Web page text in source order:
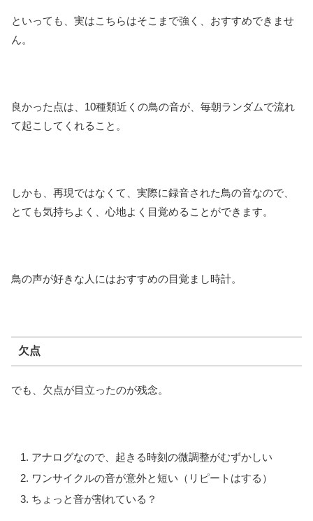
といっても、実はこちらはそこまで強く、おすすめできませ
ん。
良かった点は、10種類近くの鳥の音が、毎朝ランダムで流れ
て起こしてくれること。
しかも、再現ではなくて、実際に録音された鳥の音なので、
とても気持ちよく、心地よく目覚めることができます。
鳥の声が好きな人にはおすすめの目覚まし時計。
欠点
でも、欠点が目立ったのが残念。
アナログなので、起きる時刻の微調整がむずかしい
ワンサイクルの音が意外と短い（リピートはする）
ちょっと音が割れている？